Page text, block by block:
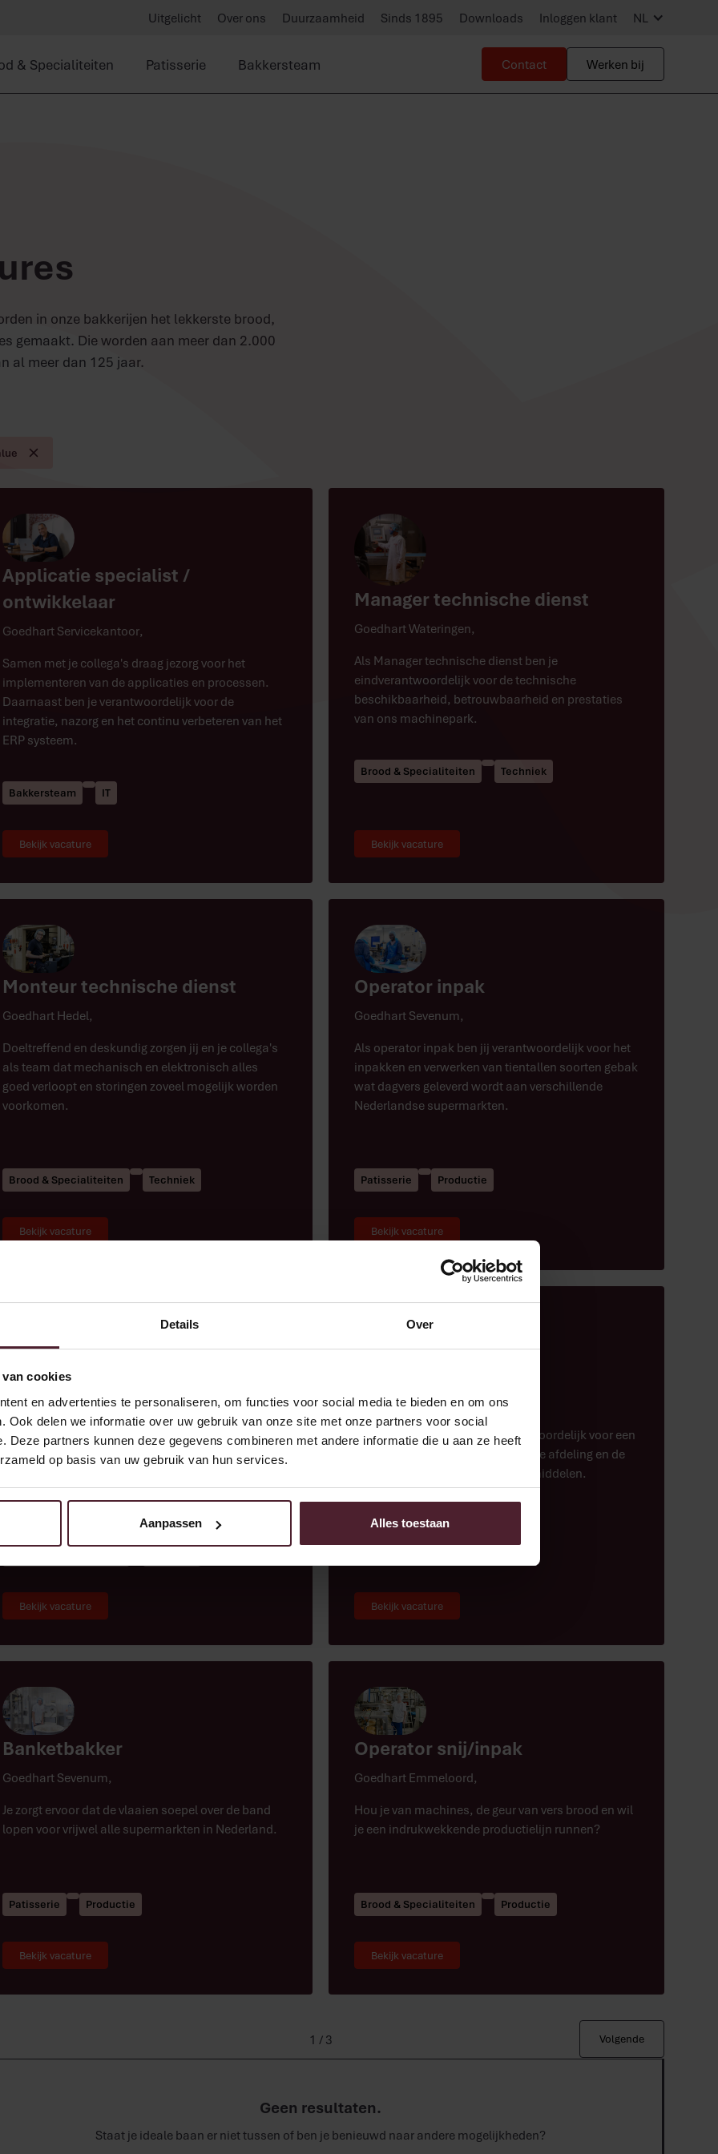
Details Over
cookies
en advertenties te personaliseren, om functies voor social media te bieden en om ons
Ook delen we informatie over uw gebruik van onze site met onze partners voor social
Deze partners kunnen deze gegevens combineren met andere informatie die u aan ze heeft
op basis van uw gebruik van hun services.
Aanpassen Alles toestaan
& Specialiteiten Patisserie Bakkersteam
Uitgelicht Over ons Duurzaamheid Sinds 1895 Downloads Inloggen klant NL
Contact Werken bij
in onze bakkerijen het lekkerste brood,
gemaakt. Die worden aan meer dan 2.000
al meer dan 125 jaar.
Applicatie specialist /
ontwikkelaar
Goedhart Servicekantoor,
Samen met je collega's draag jezorg voor het
implementeren van de applicaties en processen.
Daarnaast ben je verantwoordelijk voor de
integratie, nazorg en het continu verbeteren van het
ERP systeem.
Bakkersteam IT
Bekijk vacature
Manager technische dienst
Goedhart Wateringen,
Als Manager technische dienst ben je
eindverantwoordelijk voor de technische
beschikbaarheid, betrouwbaarheid en prestaties
van ons machinepark.
Brood & Specialiteiten Techniek
Bekijk vacature
Monteur technische dienst
Goedhart Hedel,
Doeltreffend en deskundig zorgen jij en je collega's
als team dat mechanisch en elektronisch alles
goed verloopt en storingen zoveel mogelijk worden
voorkomen.
Brood & Specialiteiten Techniek
Bekijk vacature
Operator inpak
Goedhart Sevenum,
Als operator inpak ben jij verantwoordelijk voor het
inpakken en verwerken van tientallen soorten gebak
wat dagvers geleverd wordt aan verschillende
Nederlandse supermarkten.
Patisserie Productie
Bekijk vacature
Werk- en leerplek technische
dienst
Goedhart Hedel ,
Wij zijn op zoek naar een enthousiaste collega die
Bekijk vacature
Goedhart Sevenum,
Als teamleider ben je eindverantwoordelijk voor een
goed verloop van het proces van de afdeling en de
daarvoor benodigde mensen en middelen.
Patisserie Productie
Bekijk vacature
Banketbakker
Goedhart Sevenum,
Je zorgt ervoor dat de vlaaien soepel over de band
lopen voor vrijwel alle supermarkten in Nederland.
Patisserie Productie
Bekijk vacature
Operator snij/inpak
Goedhart Emmeloord,
Hou je van machines, de geur van vers brood en wil
je een indrukwekkende productielijn runnen?
Brood & Specialiteiten Productie
Bekijk vacature
1 / 3 Volgende
Geen resultaten.
Staat je ideale baan er niet tussen of ben je benieuwd naar andere mogelijkheden?